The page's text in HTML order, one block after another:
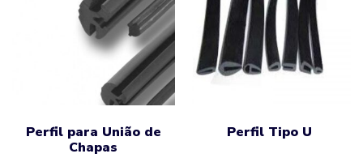
Perfil para União de
Chapas
Perfil Tipo U